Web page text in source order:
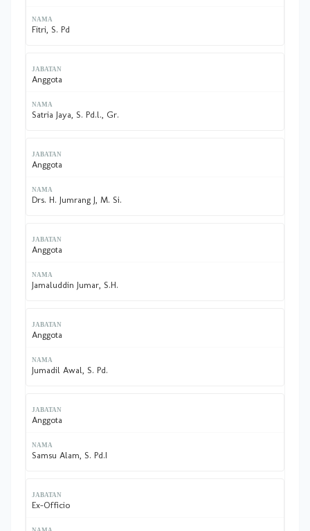
Fitri, S. Pd
Anggota
Satria Jaya, S. Pd.l., Gr.
Anggota
Drs. H. Jumrang J, M. Si.
Anggota
Jamaluddin Jumar, S.H.
Anggota
Jumadil Awal, S. Pd.
Anggota
Samsu Alam, S. Pd.I
Ex-Officio